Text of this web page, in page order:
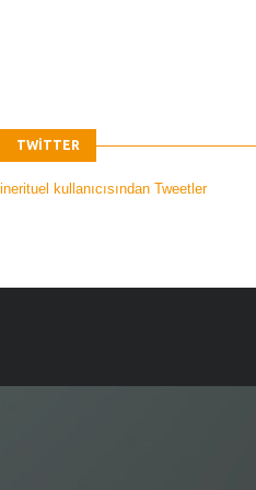
TWITTER
kullanıcısından Tweetler